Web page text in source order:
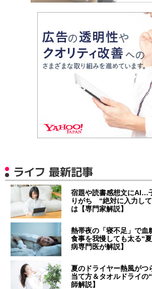
ライフ 最新記事
宿題や読書感想文にAI…
りがち “絶対に入力し
は【専門家解説】
熱帯夜の「寝不足」で
食事を我慢しても太る“
病専門医が解説】
夏のドライヤー熱風がつ
当て方＆タオルドライの
師解説】